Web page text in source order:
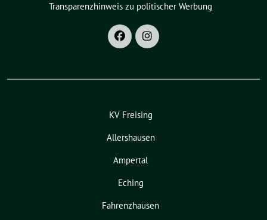
Transparenzhinweis zu politischer Werbung
KV Freising
Allershausen
Ampertal
Eching
Fahrenzhausen